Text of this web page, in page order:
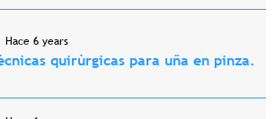
Hace 6 years
quirùrgicas para uña en pinza.